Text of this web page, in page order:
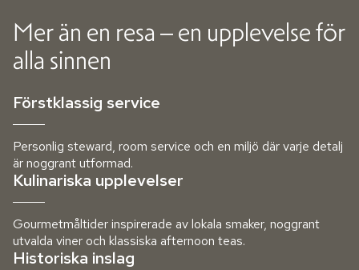
Mer än en resa – en upplevelse för
alla sinnen
Förstklassig service
Personlig steward, room service och en miljö där varje detalj
är noggrant utformad.
Kulinariska upplevelser
Gourmetmåltider inspirerade av lokala smaker, noggrant
utvalda viner och klassiska afternoon teas.
Historiska inslag